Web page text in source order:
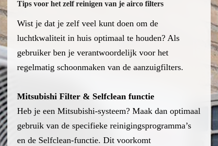
Tips voor het zelf reinigen van je airco filters
Wist je dat je zelf veel kunt doen om de
luchtkwaliteit in huis optimaal te houden? Als
gebruiker ben je verantwoordelijk voor het
regelmatig schoonmaken van de aanzuigfilters.
Mitsubishi Filter & Selfclean functie
Heb je een Mitsubishi-systeem? Maak dan optimaal
gebruik van de specifieke reinigingsprogramma’s
en de Selfclean-functie. Dit voorkomt